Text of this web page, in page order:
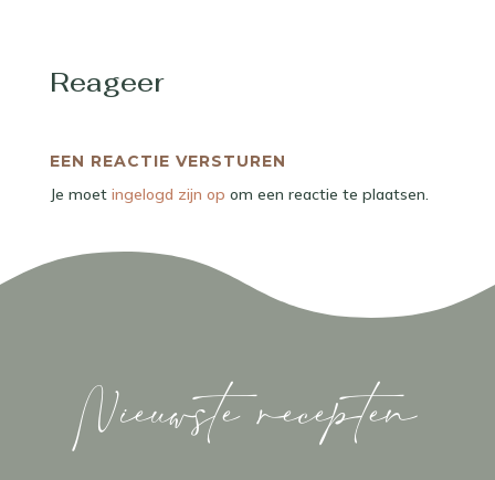
Reageer
EEN REACTIE VERSTUREN
Je moet ingelogd zijn op om een reactie te plaatsen.
Nieuwste recepten